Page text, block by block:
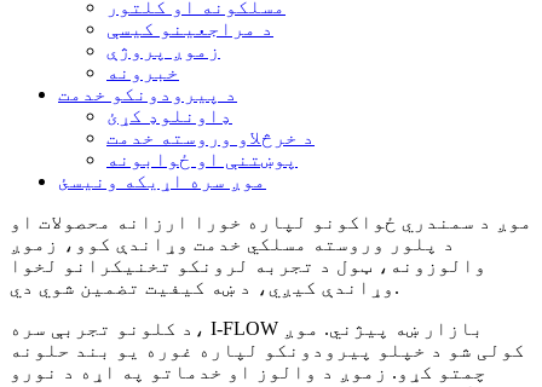
مسلکونه او کلتور
د مراجعینو کیسې
زموږ پروژې
خبرونه
د پیرودونکو خدمت
ډاونلوډ کړئ
د خرڅلاو وروسته خدمت
پوښتنې او ځوابونه
موږ سره اړیکه ونیسئ
موږ د سمندري ځواکونو لپاره خورا ارزانه محصولات او
د پلور وروسته مسلکي خدمت وړاندې کوو، زموږ
والوزونه، ټول د تجربه لرونکو تخنیکرانو لخوا
وړاندې کیږي، د ښه کیفیت تضمین شوي دي.
د کلونو تجربې سره، I-FLOW بازار ښه پیژني. موږ
کولی شو د خپلو پیرودونکو لپاره غوره یو بند حلونه
چمتو کړو. زموږ د والوز او خدماتو په اړه د نورو